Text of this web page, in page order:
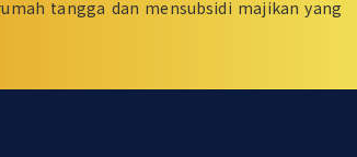
tangga dan mensubsidi majikan yang